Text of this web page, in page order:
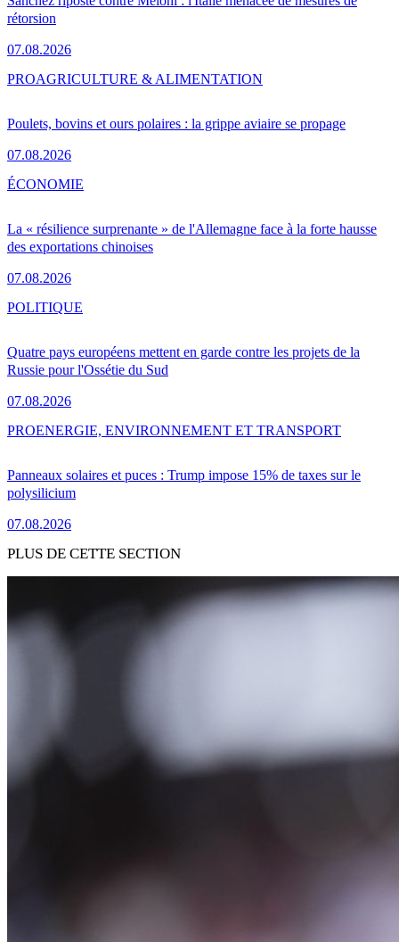
rétorsion
07.08.2026
Poulets, bovins et ours polaires : la grippe aviaire se propage
07.08.2026
PROAGRICULTURE & ALIMENTATION
La « résilience surprenante » de l'Allemagne face à la forte hausse
des exportations chinoises
07.08.2026
ÉCONOMIE
Quatre pays européens mettent en garde contre les projets de la
Russie pour l'Ossétie du Sud
07.08.2026
POLITIQUE
Panneaux solaires et puces : Trump impose 15% de taxes sur le
polysilicium
07.08.2026
PROENERGIE, ENVIRONNEMENT ET TRANSPORT
PLUS DE CETTE SECTION